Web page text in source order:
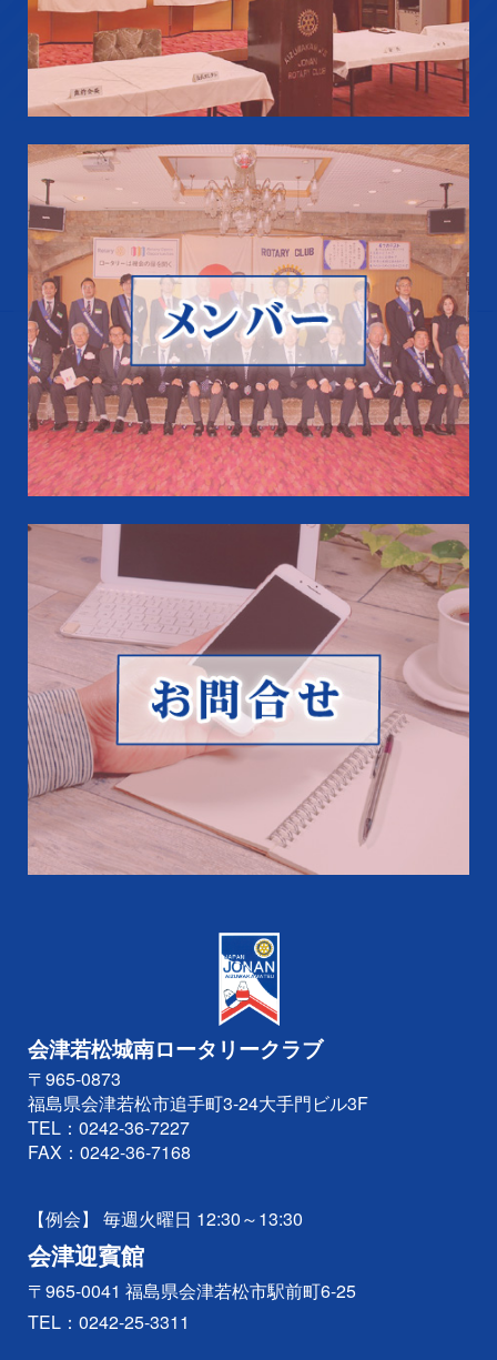
会津若松城南ロータリークラブ
〒965-0873
福島県会津若松市追手町3-24大手門ビル3F
TEL： 0242-36-7227
FAX：0242-36-7168
【例会】 毎週火曜日 12:30～13:30
会津迎賓館
〒965-0041 福島県会津若松市駅前町6-25
TEL： 0242-25-3311